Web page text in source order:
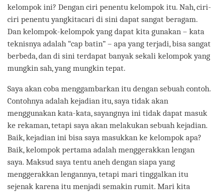
kelompok ini? Dengan ciri penentu kelompok itu. Nah, ciri-
ciri penentu yangkitacari di sini dapat sangat beragam.
Dan kelompok-kelompok yang dapat kita gunakan – kata
teknisnya adalah “cap batin” – apa yang terjadi, bisa sangat
berbeda, dan di sini terdapat banyak sekali kelompok yang
mungkin sah, yang mungkin tepat.
Saya akan coba menggambarkan itu dengan sebuah contoh.
Contohnya adalah kejadian itu, saya tidak akan
menggunakan kata-kata, sayangnya ini tidak dapat masuk
ke rekaman, tetapi saya akan melakukan sebuah kejadian.
Baik, kejadian ini bisa saya masukkan ke kelompok apa?
Baik, kelompok pertama adalah menggerakkan lengan
saya. Maksud saya tentu aneh dengan siapa yang
menggerakkan lengannya, tetapi mari tinggalkan itu
sejenak karena itu menjadi semakin rumit. Mari kita